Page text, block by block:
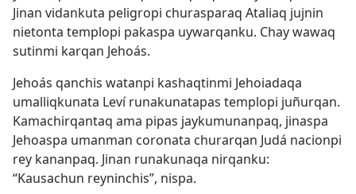
Jinan vidankuta peligropi churasparaq Ataliaq jujnin
nietonta templopi pakaspa uywarqanku. Chay wawaq
sutinmi karqan Jehoás.
Jehoás qanchis watanpi kashaqtinmi Jehoiadaqa
umalliqkunata Leví runakunatapas templopi juñurqan.
Kamachirqantaq ama pipas jaykumunanpaq, jinaspa
Jehoaspa umanman coronata churarqan Judá nacionpi
rey kananpaq. Jinan runakunaqa nirqanku:
“Kausachun reyninchis”, nispa.